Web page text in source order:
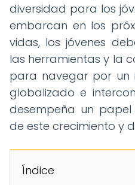
diversidad para los
embarcan en los
vidas, los jóvenes
las herramientas y la
para navegar por un
globalizado e
desempeña un
de este crecimiento y
Índice